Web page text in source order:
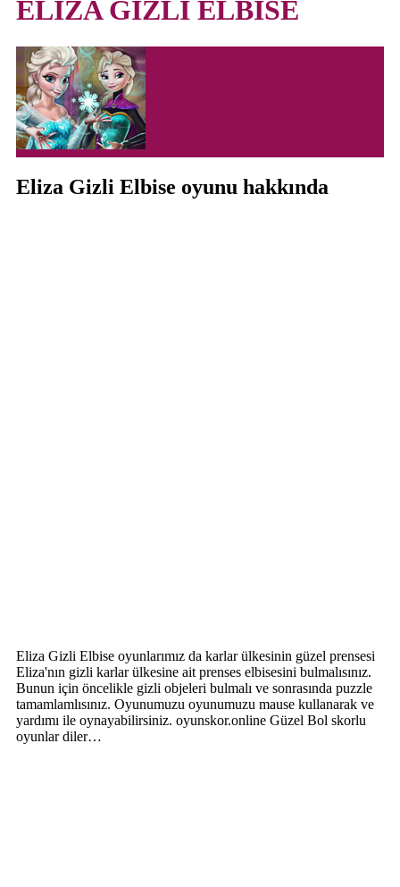
ELİZA GİZLİ ELBİSE
Eliza Gizli Elbise oyunu hakkında
Eliza Gizli Elbise oyunlarımız da karlar ülkesinin güzel prensesi
Eliza'nın gizli karlar ülkesine ait prenses elbisesini bulmalısınız.
Bunun için öncelikle gizli objeleri bulmalı ve sonrasında puzzle
tamamlamlısınız. Oyunumuzu oyunumuzu mause kullanarak ve
yardımı ile oynayabilirsiniz. oyunskor.online Güzel Bol skorlu
oyunlar diler…